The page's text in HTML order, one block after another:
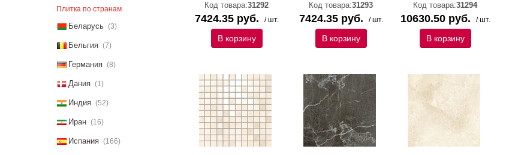
Плитка по странам
Беларусь (3)
Бельгия (7)
Германия (8)
Дания (1)
Индия (52)
Иран (16)
Испания (166)
Код товара:31292
7424.35 руб. / шт.
В корзину
Код товара:31293
7424.35 руб. / шт.
В корзину
Код товара:31294
10630.50 руб. / шт.
В корзину